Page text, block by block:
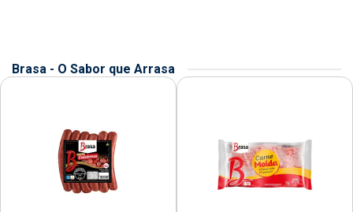
Brasa - O Sabor que Arrasa